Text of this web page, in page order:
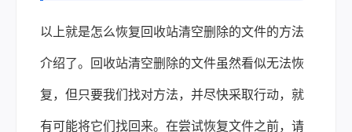
以上就是怎么恢复回收站清空删除的文件的方法
介绍了。回收站清空删除的文件虽然看似无法恢
复，但只要我们找对方法，并尽快采取行动，就
有可能将它们找回来。在尝试恢复文件之前，请